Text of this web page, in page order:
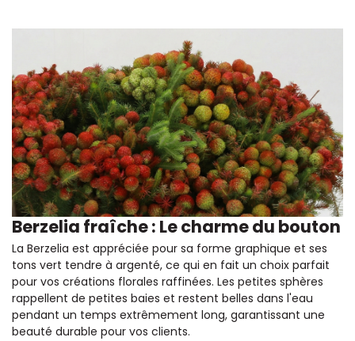
Berzelia fraîche : Le charme du bouton
La Berzelia est appréciée pour sa forme graphique et ses
tons vert tendre à argenté, ce qui en fait un choix parfait
pour vos créations florales raffinées. Les petites sphères
rappellent de petites baies et restent belles dans l'eau
pendant un temps extrêmement long, garantissant une
beauté durable pour vos clients.